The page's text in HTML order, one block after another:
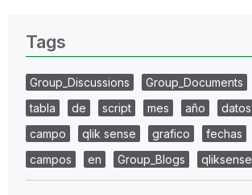
Tags
Group_Discussions Group_Documents
tabla
de script mes año datos
campo
qlik sense grafico fechas
campos
en Group_Blogs qliksense